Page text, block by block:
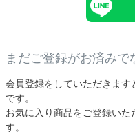
まだご登録がお済みで
会員登録をしていただきます
です。
お気に入り商品をご登録いた
す。